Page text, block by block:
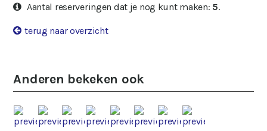
Aantal reserveringen dat je nog kunt maken: 5.
terug naar overzicht
Anderen bekeken ook